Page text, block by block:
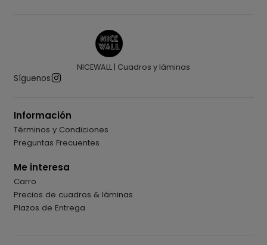
NICEWALL | Cuadros y láminas
Síguenos
Información
Términos y Condiciones
Preguntas Frecuentes
Me interesa
Carro
Precios de cuadros & láminas
Plazos de Entrega